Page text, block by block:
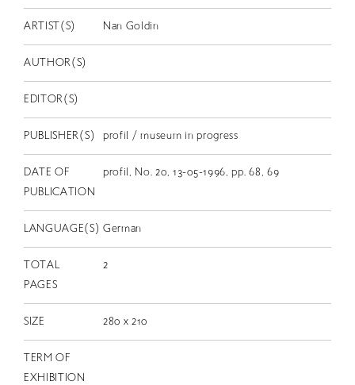
動画
EN
ARTIST(S) Nan Goldin
AUTHOR(S)
EDITOR(S)
PUBLISHER(S) profil / museum in progress
DATE OF
PUBLICATION
profil, No. 20, 13-05-1996, pp. 68, 69
LANGUAGE(S) German
TOTAL
PAGES
2
SIZE 280 x 210
TERM OF
EXHIBITION